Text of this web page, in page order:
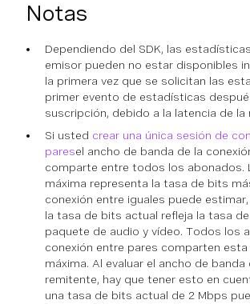
Notas
Dependiendo del SDK, las
emisor pueden no estar disponibles
la primera vez que se solicitan las
primer evento de estadísticas
suscripción, debido a la latencia de la
Si usted crear una única sesión de
paresel ancho de banda de la
comparte entre todos los abonados.
máxima representa la tasa de bits
conexión entre iguales puede
la tasa de bits actual refleja la tasa
paquete de audio y vídeo. Todos los
conexión entre pares comparten
máxima. Al evaluar el ancho de
remitente, hay que tener esto en
una tasa de bits actual de 2 Mbps